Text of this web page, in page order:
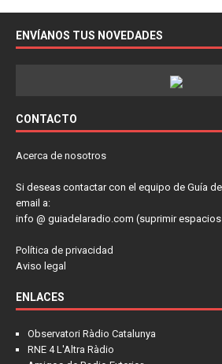
ENVÍANOS TUS NOVEDADES
CONTACTO
Acerca de nosotros
Si deseas contactar con el equipo de Guía
email a:
info @ guiadelaradio.com (suprimir
Política de privacidad
Aviso legal
ENLACES
Observatori Ràdio Catalunya
RNE 4 L'Altra Ràdio